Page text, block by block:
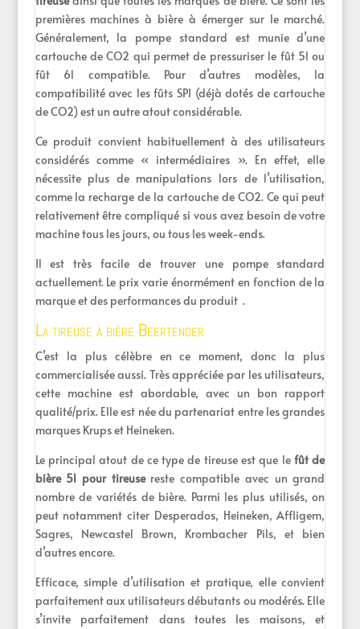
premières machines à bière à émerger sur le marché.
Généralement, la pompe standard est munie d’une
cartouche de CO2 qui permet de pressuriser le fût 5l ou
fût 6l compatible. Pour d’autres modèles, la
compatibilité avec les fûts SPI (déjà dotés de cartouche
de CO2) est un autre atout considérable.
Ce produit convient habituellement à des utilisateurs
considérés comme « intermédiaires ». En effet, elle
nécessite plus de manipulations lors de l’utilisation,
comme la recharge de la cartouche de CO2. Ce qui peut
relativement être compliqué si vous avez besoin de votre
machine tous les jours, ou tous les week-ends.
Il est très facile de trouver une pompe standard
actuellement. Le prix varie énormément en fonction de la
marque et des performances du produit .
La tireuse à bière Beertender
C’est la plus célèbre en ce moment, donc la plus
commercialisée aussi. Très appréciée par les utilisateurs,
cette machine est abordable, avec un bon rapport
qualité/prix. Elle est née du partenariat entre les grandes
marques Krups et Heineken.
Le principal atout de ce type de tireuse est que lefût de
bière 5l pour tireusereste compatible avec un grand
nombre de variétés de bière. Parmi les plus utilisés, on
peut notamment citer Desperados, Heineken, Affligem,
Sagres, Newcastel Brown, Krombacher Pils, et bien
d’autres encore.
Efficace, simple d’utilisation et pratique, elle convient
parfaitement aux utilisateurs débutants ou modérés. Elle
s’invite parfaitement dans toutes les maisons, et